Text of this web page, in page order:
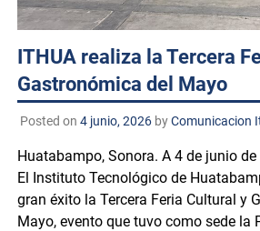
ITHUA realiza la Tercera
Gastronómica del Mayo
Posted on 4 junio, 2026byComunicacion
Huatabampo, Sonora. A 4 de junio
El Instituto Tecnológico de
gran éxito la Tercera Feria Cultural y
Mayo, evento que tuvo como sede la